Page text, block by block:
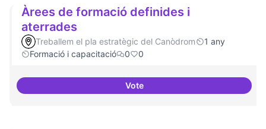
Àrees de formació definides i
aterrades
Treballem el pla estratègic del Canòdrom
1 any
Formació i capacitació
0 0
VoteÀrees de formació definides i